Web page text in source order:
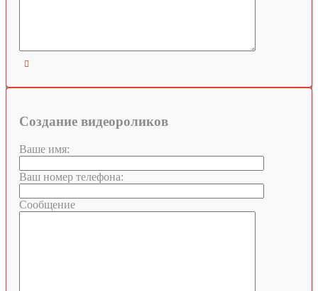

Создание видеороликов
Ваше имя:
Ваш номер телефона:
Сообщение